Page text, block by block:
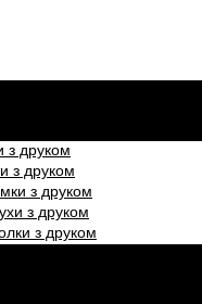
з друком
з друком
з друком
з друком
з друком